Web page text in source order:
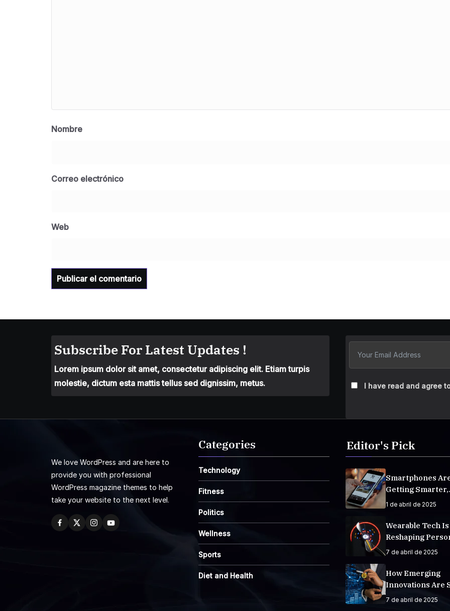
Nombre
Correo electrónico
Web
Subscribe For Latest Updates !
Lorem ipsum dolor sit amet, consectetur adipiscing elit. Etiam turpis
molestie, dictum esta mattis tellus sed dignissim, metus.
I have read and agree
We love WordPress and are here to
provide you with professional
WordPress magazine themes to help
take your website to the next level.
Categories
Technology
Fitness
Politics
Wellness
Sports
Diet and Health
Editor's Pick
Smartphones
Getting Smarter,
Integrating AI
1 de abril de 2025
Wearable Tech Is
Reshaping
Fitness Tracking
7 de abril de 2025
How Emerging
Innovations Are
The Future
7 de abril de 2025